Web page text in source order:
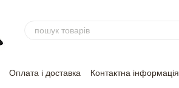
Оплата і доставка Контактна інформація